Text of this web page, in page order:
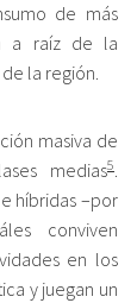
de más
a raíz de la
la región.
masiva de
medias5.
híbridas –por
conviven
en los
y juegan un